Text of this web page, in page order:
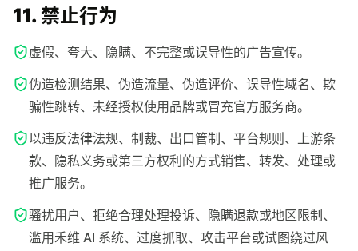
11. 禁止行为
虚假、夸大、隐瞒、不完整或误导性的广告宣传。
伪造检测结果、伪造流量、伪造评价、误导性域名、欺
骗性跳转、未经授权使用品牌或冒充官方服务商。
以违反法律法规、制裁、出口管制、平台规则、上游条
款、隐私义务或第三方权利的方式销售、转发、处理或
推广服务。
骚扰用户、拒绝合理处理投诉、隐瞒退款或地区限制、
滥用禾维 AI 系统、过度抓取、攻击平台或试图绕过风